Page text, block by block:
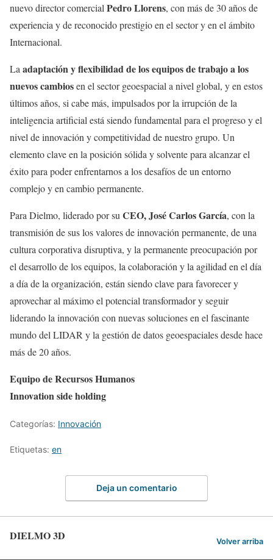
nuevo director comercial Pedro Llorens, con más de 30 años de
experiencia y de reconocido prestigio en el sector y en el ámbito
Internacional.
La adaptación y flexibilidad de los equipos de trabajo a los
nuevos cambiosen el sector geoespacial a nivel global, y en estos
últimos años, si cabe más, impulsados por la irrupción de la
inteligencia artificial está siendo fundamental para el progreso y el
nivel de innovación y competitividad de nuestro grupo. Un
elemento clave en la posición sólida y solvente para alcanzar el
éxito para poder enfrentarnos a los desafíos de un entorno
complejo y en cambio permanente.
Para Dielmo, liderado por su CEO, José Carlos García, con la
transmisión de sus los valores de innovación permanente, de una
cultura corporativa disruptiva, y la permanente preocupación por
el desarrollo de los equipos, la colaboración y la agilidad en el día
a día de la organización, están siendo clave para favorecer y
aprovechar al máximo el potencial transformador y seguir
liderando la innovación con nuevas soluciones en el fascinante
mundo del LIDAR y la gestión de datos geoespaciales desde hace
más de 20 años.
Equipo de Recursos Humanos
Innovation side holding
Categorías: Innovación
Etiquetas: en
Deja un comentario
DIELMO 3D Volver arriba